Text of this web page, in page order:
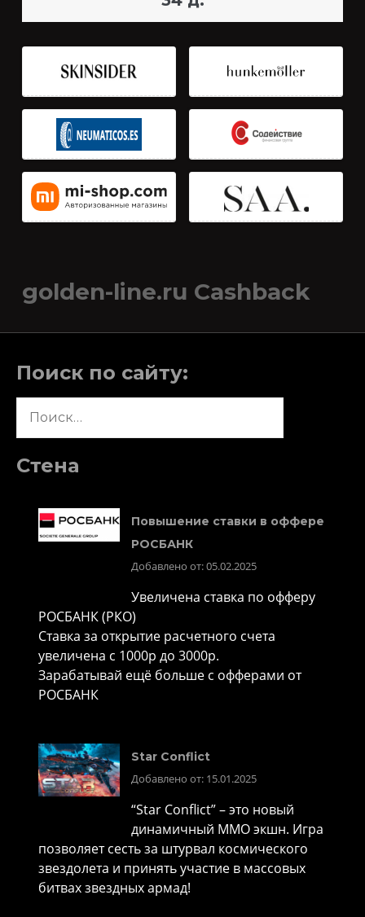
golden-line.ru Cashback
Поиск по сайту:
Стена
Повышение ставки в оффере
РОСБАНК
Добавлено от: 05.02.2025
Увеличена ставка по офферу
РОСБАНК (РКО)
Ставка за открытие расчетного счета
увеличена с 1000р до 3000р.
Зарабатывай ещё больше с офферами от
РОСБАНК
Star Conflict
Добавлено от: 15.01.2025
“Star Conflict” – это новый
динамичный MMO экшн. Игра
позволяет сесть за штурвал космического
звездолета и принять участие в массовых
битвах звездных армад!